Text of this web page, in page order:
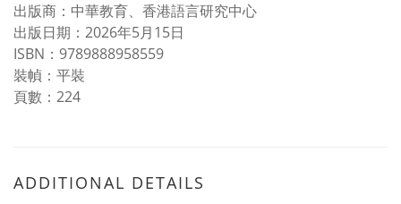
出版商：中華教育、香港語言研究中心
出版日期：2026年5月15日
ISBN：9789888958559
裝幀：平裝
頁數：224
ADDITIONAL DETAILS